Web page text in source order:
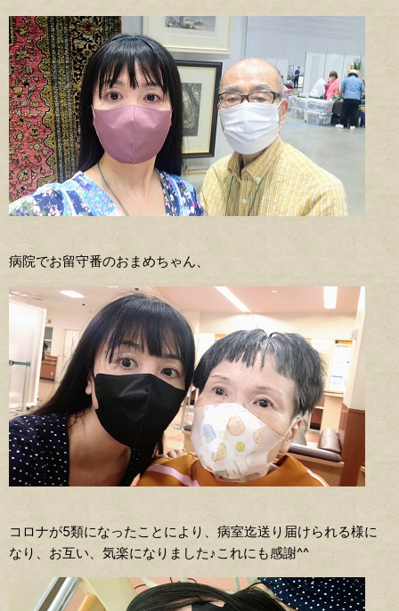
病院でお留守番のおまめちゃん、
コロナが5類になったことにより、病室迄送り届けられる様に
なり、お互い、気楽になりました♪これにも感謝^^